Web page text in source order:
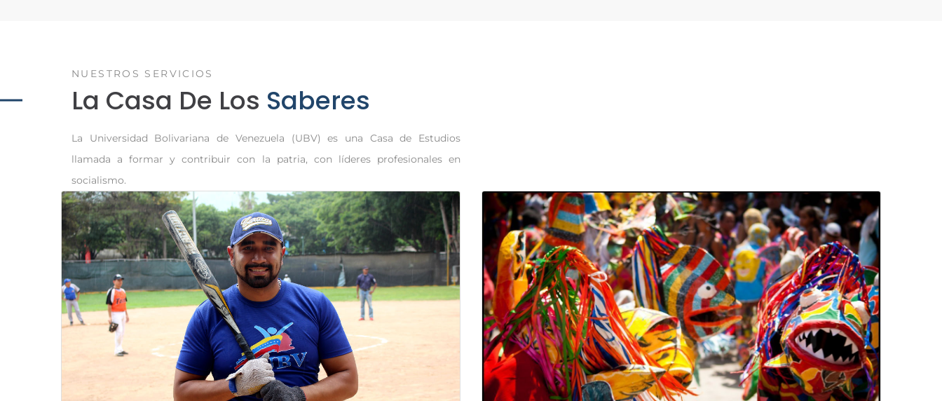
NUESTROS SERVICIOS
La Casa De Los Saberes
La Universidad Bolivariana de Venezuela (UBV) es una Casa de Estudios
llamada a formar y contribuir con la patria, con líderes profesionales en
socialismo.